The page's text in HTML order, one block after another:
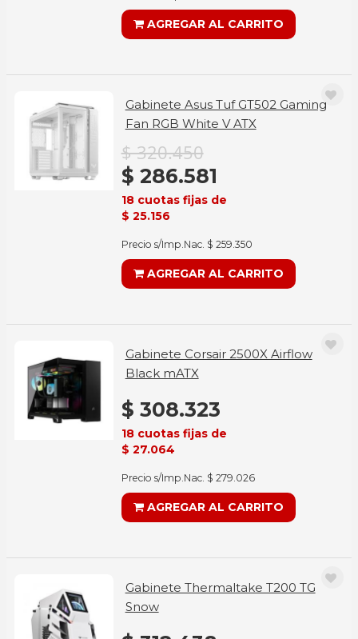
AGREGAR AL CARRITO
Gabinete Asus Tuf GT502 Gaming
Fan RGB White V ATX
$ 320.450
$ 286.581
18 cuotas fijas de
$ 25.156
Precio s/Imp.Nac. $ 259.350
AGREGAR AL CARRITO
Gabinete Corsair 2500X Airflow
Black mATX
$ 308.323
18 cuotas fijas de
$ 27.064
Precio s/Imp.Nac. $ 279.026
AGREGAR AL CARRITO
Gabinete Thermaltake T200 TG
Snow